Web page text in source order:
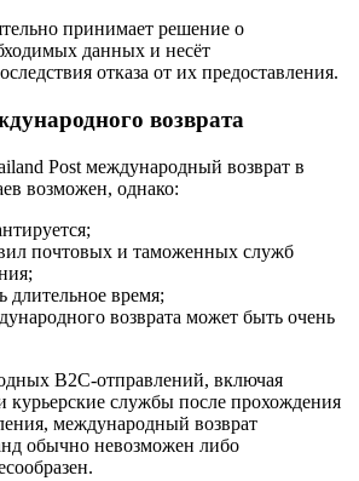
принимает решение о
данных и несёт
отказа от их предоставления.
возврата
Post международный возврат в
возможен, однако:
почтовых и таможенных служб
длительное время;
возврата может быть очень
B2C-отправлений, включая
курьерские службы после прохождения
международный возврат
обычно невозможен либо